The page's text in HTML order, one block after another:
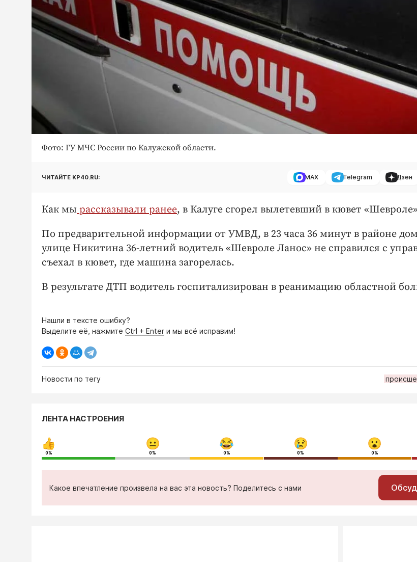
Фото: ГУ МЧС России по Калужской области.
ЧИТАЙТЕ KP40.RU: MAX Telegram Дзен
Как мырассказывали ранее, в Калуге сгорел вылетевший в кювет
По предварительной информации от УМВД, в 23 часа 36 минут в районе
улице Никитина 36-летний водитель «Шевроле Ланос» не справился с
съехал в кювет, где машина загорелась.
В результате ДТП водитель госпитализирован в реанимацию областной
Нашли в тексте ошибку?
Выделите её, нажмите Ctrl + Enter и мы всё исправим!
Новости по тегу
ЛЕНТА НАСТРОЕНИЯ
0% 0% 0% 0% 0%
Какое впечатление произвела на вас эта новость? Поделитесь с нами